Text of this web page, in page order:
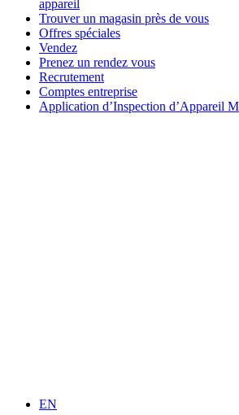
appareil
Trouver un magasin près de vous
Offres spéciales
Vendez
Prenez un rendez vous
Recrutement
Comptes entreprise
Application d’Inspection d’Appareil
EN